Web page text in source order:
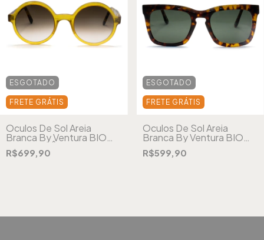
ESGOTADO
FRETE GRÁTIS
Óculos De Sol Areia
Branca By Ventura BIO
Sardegna Âmbar
R$699,90
ESGOTADO
FRETE GRÁTIS
Óculos De Sol Areia
Branca By Ventura BIO
Mônaco Tartaruga
R$599,90